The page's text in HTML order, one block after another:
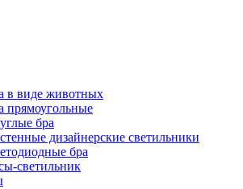
в виде животных
прямоугольные
бра
дизайнерские светильники
бра
светильник